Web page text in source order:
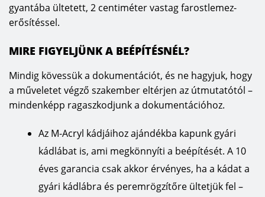
gyantába ültetett, 2 centiméter vastag farostlemez-
erősítéssel.
MIRE FIGYELJÜNK A BEÉPÍTÉSNÉL?
Mindig kövessük a dokumentációt, és ne hagyjuk, hogy
a műveletet végző szakember eltérjen az útmutatótól –
mindenképp ragaszkodjunk a dokumentációhoz.
Az M-Acryl kádjáihoz ajándékba kapunk gyári
kádlábat is, ami megkönnyíti a beépítését. A 10
éves garancia csak akkor érvényes, ha a kádat a
gyári kádlábra és peremrögzítőre ültetjük fel –